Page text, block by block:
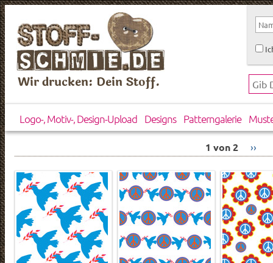
Wir drucken: Dein Stoff.
Logo-, Motiv-, Design-Upload Designs Patterngalerie
1 von 2 ››